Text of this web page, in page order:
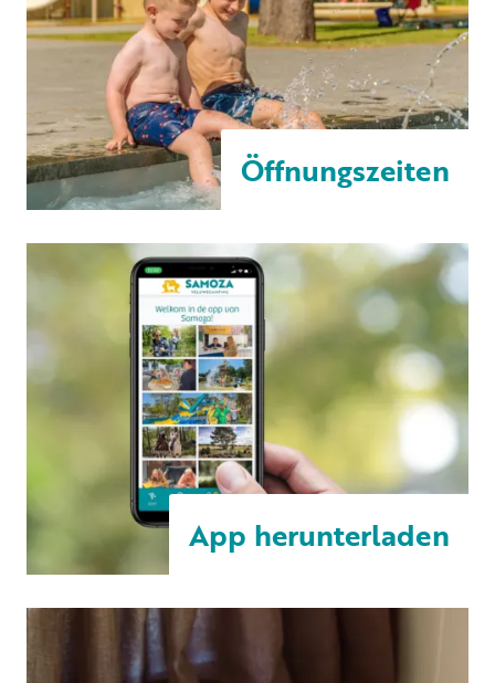
Öffnungszeiten
App herunterladen